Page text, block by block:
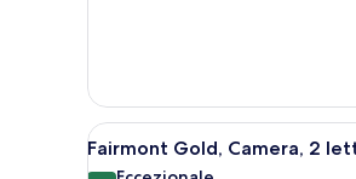
2
Queen
Beds
Apri
tutte
3
Fairmont Gold, Camera, 2